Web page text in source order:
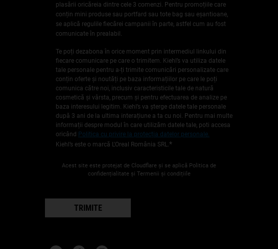
plasării oricăreia dintre cele 3 comenzi. Pentru promoțiile care
conțin mini produse sau portfard sau tote bag sau eșantioane,
se aplică regulile fiecărei campanii în parte, astfel cum au fost
comunicate în prealabil.
Te poți dezabona în orice moment prin intermediul linkului din
fiecare comunicare pe care o trimitem. Kiehl’s va utiliza datele
tale personale pentru a-ți trimite comunicări personalizate care
conțin oferte și noutăți pe baza informațiilor pe care le poți
comunica către noi, inclusiv caracteristicile tale de natură
cosmetică și vârsta, precum și pentru efectuarea de analize pe
baza interesului legitim. Kiehl’s va șterge datele tale personale
după 3 ani de la ultima interațiune a ta cu noi. Pentru mai multe
informații despre modul în care utilizăm datele tale, poti accesa
oricând Politica cu privire la protecția datelor personale.
Kiehl’s este o marcă L'Oreal România SRL.*
Acest site este protejat de Cloudflare și se aplică Politica de
confidențialitate și Termenii și condițiile
TRIMITE